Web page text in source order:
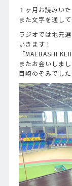
１ヶ月お読みい
また文字を通し
ラジオでは地元
いきます！
「MAEBASHI
またお会いしまし
目崎のぞみでし